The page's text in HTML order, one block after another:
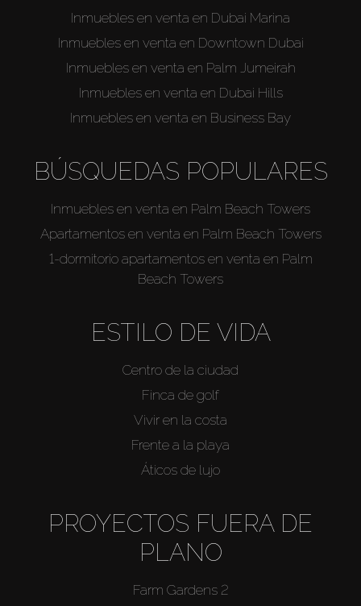
Inmuebles en venta en Dubai Marina
Inmuebles en venta en Downtown Dubai
Inmuebles en venta en Palm Jumeirah
Inmuebles en venta en Dubai Hills
Inmuebles en venta en Business Bay
BÚSQUEDAS POPULARES
Inmuebles en venta en Palm Beach Towers
Apartamentos en venta en Palm Beach Towers
1-dormitorio apartamentos en venta en Palm
Beach Towers
ESTILO DE VIDA
Centro de la ciudad
Finca de golf
Vivir en la costa
Frente a la playa
Áticos de lujo
PROYECTOS FUERA DE
PLANO
Farm Gardens 2